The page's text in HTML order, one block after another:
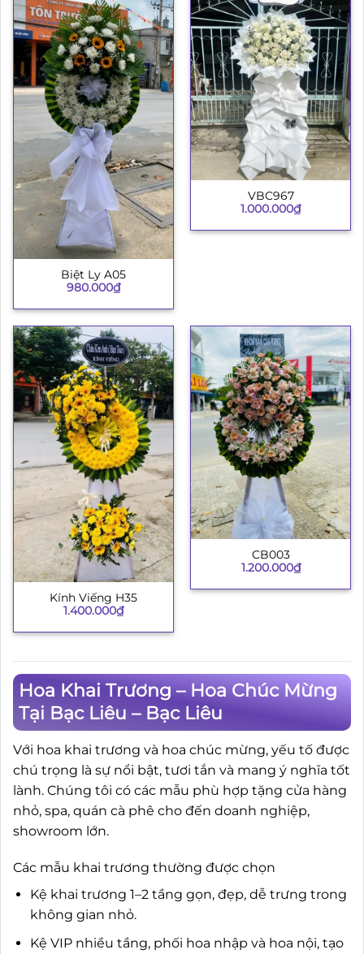
Biệt Ly A05
980.000₫
VBC967
1.000.000₫
Kính Viếng H35
1.400.000₫
CB003
1.200.000₫
Hoa Khai Trương – Hoa Chúc Mừng
Tại Bạc Liêu – Bạc Liêu
Với hoa khai trương và hoa chúc mừng, yếu tố được
chú trọng là sự nổi bật, tươi tắn và mang ý nghĩa tốt
lành. Chúng tôi có các mẫu phù hợp tặng cửa hàng
nhỏ, spa, quán cà phê cho đến doanh nghiệp,
showroom lớn.
Các mẫu khai trương thường được chọn
Kệ khai trương 1–2 tầng gọn, đẹp, dễ trưng trong
không gian nhỏ.
Kệ VIP nhiều tầng, phối hoa nhập và hoa nội, tạo